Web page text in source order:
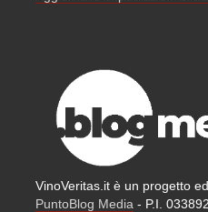
VinoVeritas.it è un progetto
PuntoBlog Media - P.I.